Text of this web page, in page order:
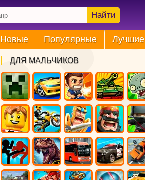
Найти
Новые Популярные Лучшие
ДЛЯ МАЛЬЧИКОВ